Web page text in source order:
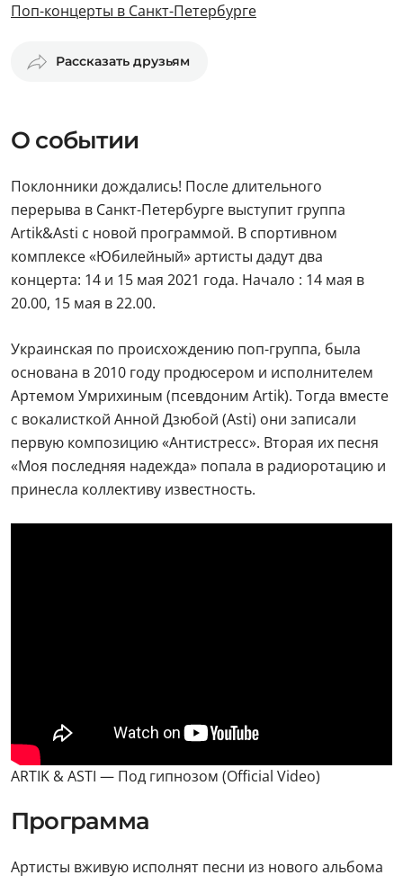
Поп-концерты в Санкт-Петербурге
Рассказать друзьям
О событии
Поклонники дождались! После длительного
перерыва в Санкт-Петербурге выступит группа
Artik&Asti с новой программой. В спортивном
комплексе «Юбилейный» артисты дадут два
концерта: 14 и 15 мая 2021 года. Начало : 14 мая в
20.00, 15 мая в 22.00.
Украинская по происхождению поп-группа, была
основана в 2010 году продюсером и исполнителем
Артемом Умрихиным (псевдоним Artik). Тогда вместе
с вокалисткой Анной Дзюбой (Asti) они записали
первую композицию «Антистресс». Вторая их песня
«Моя последняя надежда» попала в радиоротацию и
принесла коллективу известность.
ARTIK & ASTI — Под гипнозом (Official Video)
Программа
Артисты вживую исполнят песни из нового альбома